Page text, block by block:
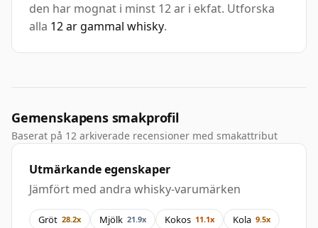
den har mognat i minst 12 ar i ekfat. Utforska
alla 12 ar gammal whisky.
Gemenskapens smakprofil
Baserat på 12 arkiverade recensioner med smakattribut
Utmärkande egenskaper
Jämfört med andra whisky-varumärken
Gröt 28.2x Mjölk 21.9x Kokos 11.1x Kola 9.5x